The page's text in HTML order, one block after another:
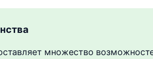
множество